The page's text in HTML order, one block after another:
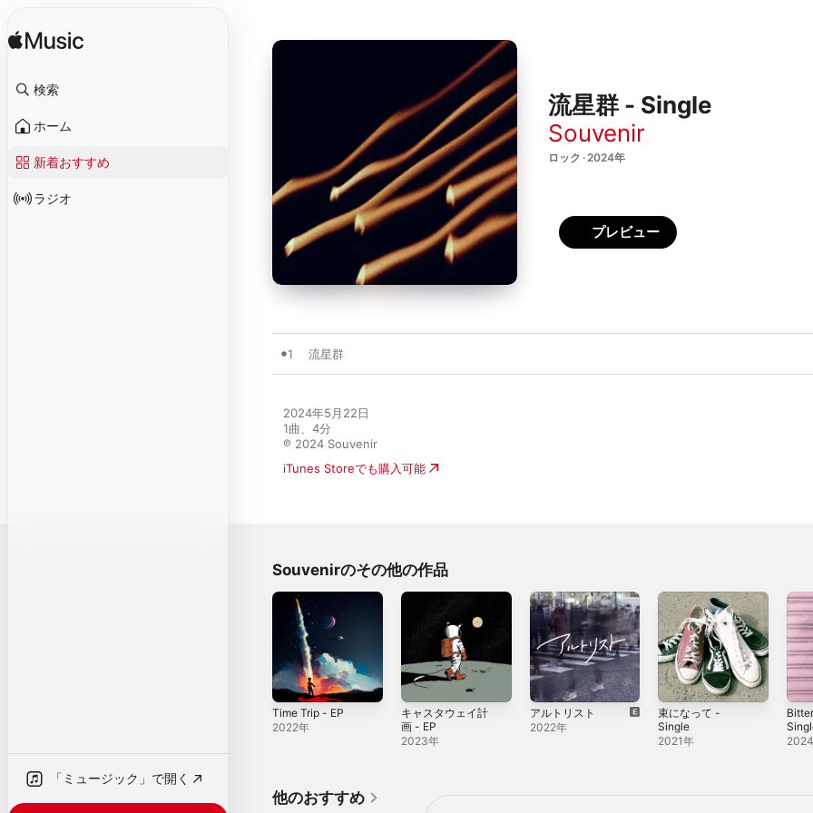
検索
ホーム
新着おすすめ
ラジオ
「ミュージック」で開く
流星群 - Single
Souvenir
ロック · 2024年
プレビュー
1 流星群
2024年5月22日
1曲、4分
℗ 2024 Souvenir
iTunes Storeでも購入可能
Souvenirのその他の作品
Time Trip - EP
2022年
キャスタウェイ計
画 - EP
2023年
アルトリスト
2022年
束になって -
Single
2021年
他のおすすめ